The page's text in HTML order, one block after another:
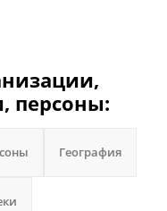
персоны:
География